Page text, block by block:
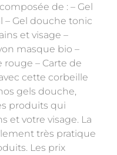
de : – Gel
– Gel douche tonic
et visage –
masque bio –
rouge – Carte de
cette corbeille
gels douche,
produits qui
et votre visage. La
très pratique
Les prix